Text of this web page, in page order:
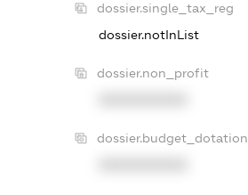
dossier.single_tax_reg
dossier.notInList
dossier.non_profit
dossier.budget_dotation